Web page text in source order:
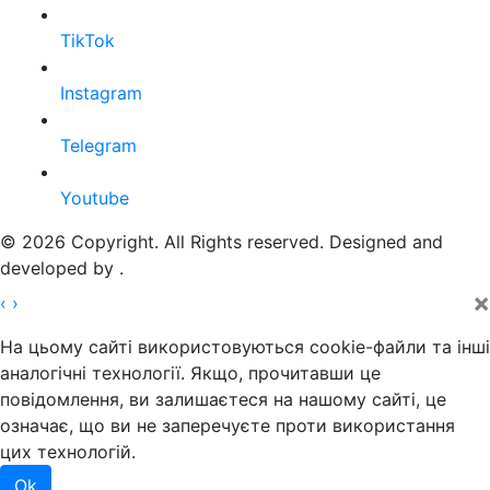
TikTok
Instagram
Telegram
Youtube
© 2026 Copyright. All Rights reserved. Designed and
developed by .
‹ › ×
На цьому сайті використовуються cookie-файли та інші
аналогічні технології. Якщо, прочитавши це
повідомлення, ви залишаєтеся на нашому сайті, це
означає, що ви не заперечуєте проти використання
цих технологій.
Ok